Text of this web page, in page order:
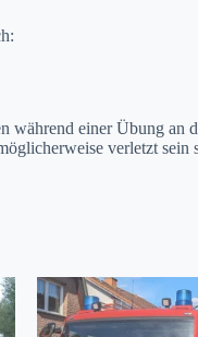
während einer Übung
verletzt